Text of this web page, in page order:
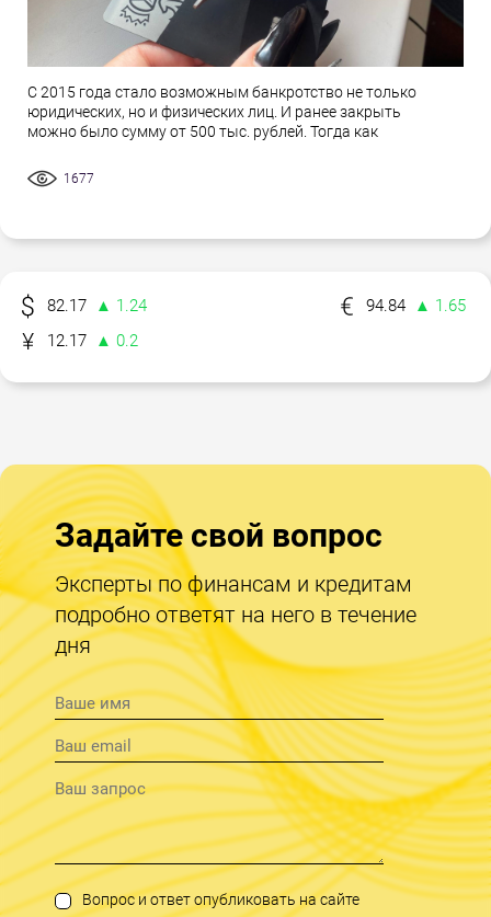
С 2015 года стало возможным банкротство не только
юридических, но и физических лиц. И ранее закрыть
можно было сумму от 500 тыс. рублей. Тогда как
1677
82.17 ▲ 1.24 94.84
▲ 1.65
12.17
▲ 0.2
Задайте свой вопрос
Эксперты по финансам и кредитам
подробно ответят на него в течение
дня
Вопрос и ответ опубликовать на сайте